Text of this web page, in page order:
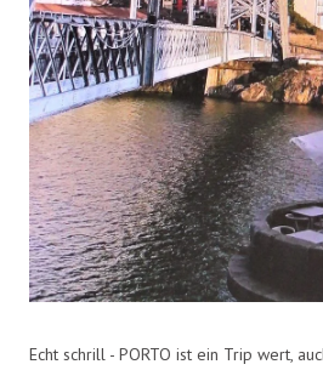
Echt schrill - PORTO ist ein Trip wert,